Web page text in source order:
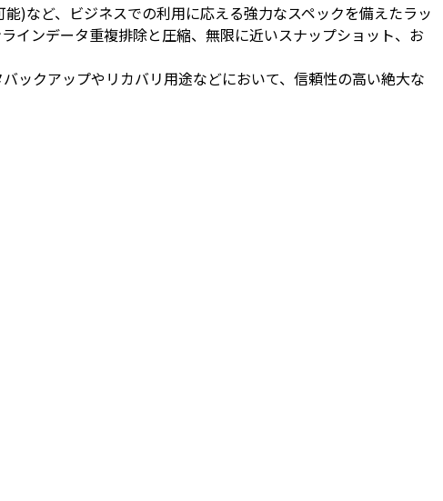
)など、ビジネスでの利用に応える強力なスペックを備えたラッ
インデータ重複排除と圧縮、無限に近いスナップショット、お
ックアップやリカバリ用途などにおいて、信頼性の高い絶大な